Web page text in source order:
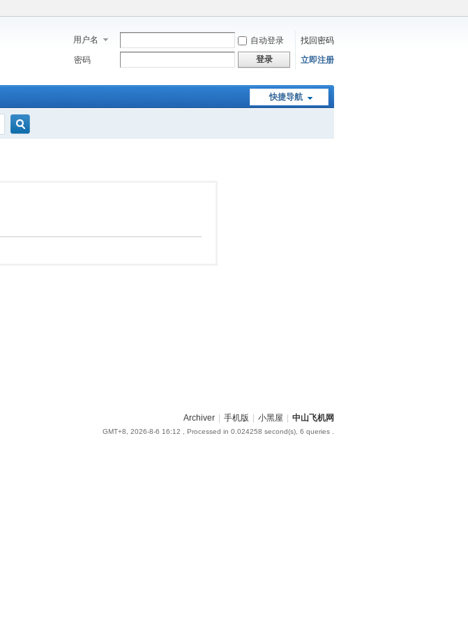
用户名 自动登录
找回密码
密码
登录 立即注册
快捷导航
Archiver 手机版 小黑屋 中山飞机网
GMT+8, 2026-8-6 16:12 , Processed in 0.024258 second(s), 6 queries .